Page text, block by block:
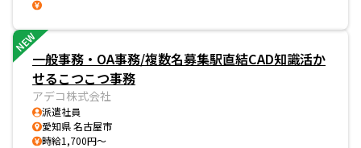
NEW
一般事務・OA事務/複数名募集駅直結CAD知識活か
せるこつこつ事務
アデコ株式会社
派遣社員
愛知県 名古屋市
時給1,700円～